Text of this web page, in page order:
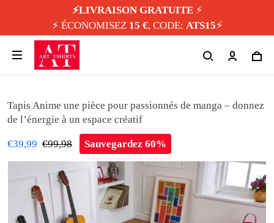
⚡️LIVRAISON GRATUITE⚡️
⚡️ ÉCONOMISEZ 15 €, CODE: ATS15⚡️
Tapis Anime une pièce pour passionnés de manga – donnez
de l’énergie à un espace créatif
€39,99 €99,98 Sauvegardez 60%